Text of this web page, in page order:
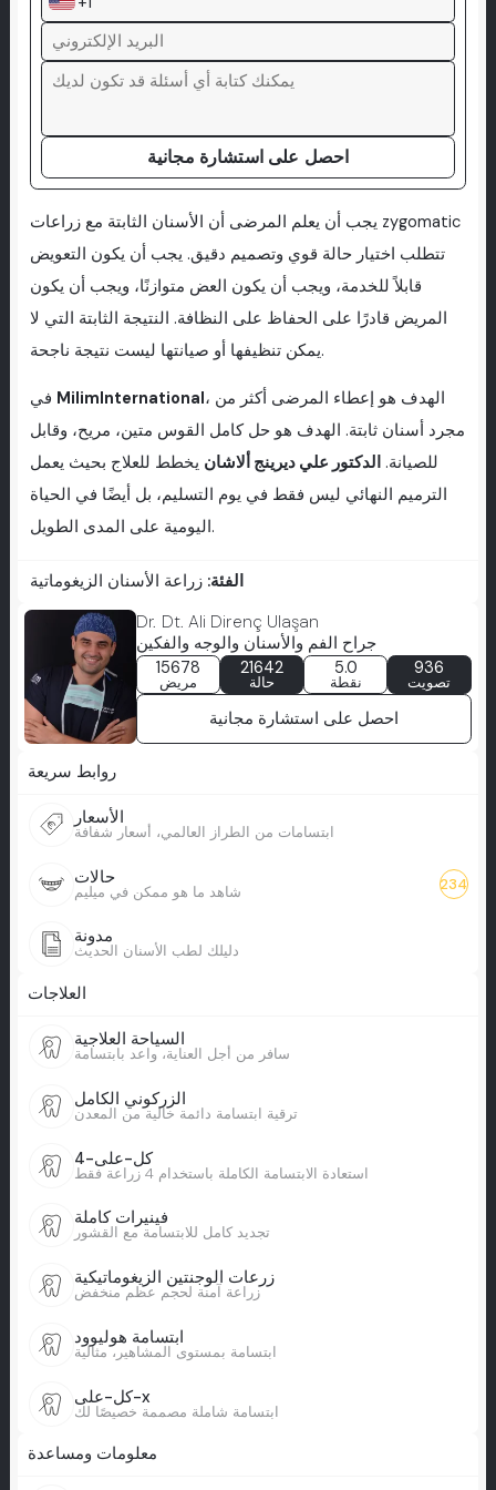
احصل على استشارة مجانية
يجب أن يعلم المرضى أن الأسنان الثابتة مع زراعات zygomatic
تتطلب اختيار حالة قوي وتصميم دقيق. يجب أن يكون التعويض
قابلاً للخدمة، ويجب أن يكون العض متوازنًا، ويجب أن يكون
المريض قادرًا على الحفاظ على النظافة. النتيجة الثابتة التي لا
يمكن تنظيفها أو صيانتها ليست نتيجة ناجحة.
MilimInternational، الهدف هو إعطاء المرضى أكثر من
مجرد أسنان ثابتة. الهدف هو حل كامل القوس متين، مريح، وقابل
للصيانة.الدكتور علي ديرينج ألاشان يخطط للعلاج بحيث يعمل
الترميم النهائي ليس فقط في يوم التسليم، بل أيضًا في الحياة
اليومية على المدى الطويل.
الفئة:زراعة الأسنان الزيغوماتية
Dr. Dt. Ali Direnç Ulaşan
جراح الفم والأسنان والوجه والفكين
15678
مريض
21642
حالة
5.0
نقطة
936
تصويت
احصل على استشارة مجانية
روابط سريعة
الأسعار
ابتسامات من الطراز العالمي، أسعار شفافة
حالات
شاهد ما هو ممكن في ميليم 234
مدونة
دليلك لطب الأسنان الحديث
العلاجات
السياحة العلاجية
سافر من أجل العناية، واعد بابتسامة
الزركوني الكامل
ترقية ابتسامة دائمة خالية من المعدن
كل-على-4
استعادة الابتسامة الكاملة باستخدام 4 زراعة فقط
فينيرات كاملة
تجديد كامل للابتسامة مع القشور
زرعات الوجنتين الزيغوماتيكية
زراعة آمنة لحجم عظم منخفض
ابتسامة هوليوود
ابتسامة بمستوى المشاهير، مثالية
كل-على-x
ابتسامة شاملة مصممة خصيصًا لك
معلومات ومساعدة